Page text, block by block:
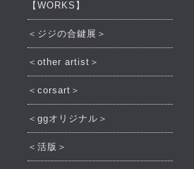
【WORKS】
＜ジジの合鍵展＞
＜other artist＞
＜corsart＞
＜ggオリジナル＞
＜活版＞